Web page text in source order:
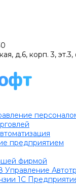
д.6, корп. 3, эт.3,
предприятием
фирмой
Управление
1С